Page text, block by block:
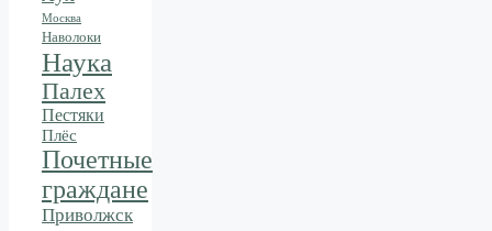
Москва
Наволоки
Наука
Палех
Пестяки
Плёс
Почетные
граждане
Приволжск